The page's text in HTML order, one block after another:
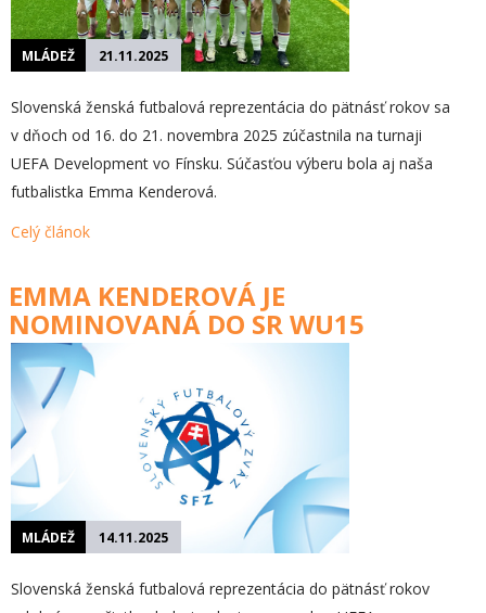
MLÁDEŽ 21.11.2025
Slovenská ženská futbalová reprezentácia do pätnásť rokov sa
v dňoch od 16. do 21. novembra 2025 zúčastnila na turnaji
UEFA Development vo Fínsku. Súčasťou výberu bola aj naša
futbalistka Emma Kenderová.
Celý článok
EMMA KENDEROVÁ JE
NOMINOVANÁ DO SR WU15
MLÁDEŽ 14.11.2025
Slovenská ženská futbalová reprezentácia do pätnásť rokov